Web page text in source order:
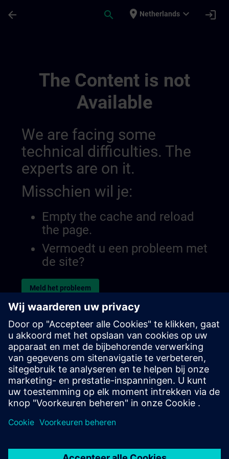
arrow_back search place Netherlands expand_more login
The Content is not
Available
We are facing some
technical difficulties. The
experts are on it.
Misschien wil je:
Empty the cache and reload
the page.
Vermoedt u een probleem met
de site?
Meld het probleem